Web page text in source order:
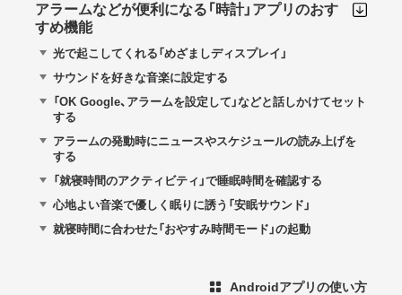
アラームなどが便利になる「時計」アプリのおす
すめ機能
光で起こしてくれる「めざましディスプレイ」
サウンドを好きな音楽に設定する
「OK Google、アラームを設定して」などと話しかけてセット
する
アラームの発動時にニュースやスケジュールの読み上げを
する
「就寝時間のアクティビティ」で睡眠時間を確認する
心地よい音楽で優しく眠りに誘う「安眠サウンド」
就寝時間に合わせた「おやすみ時間モード」の起動
Androidアプリの使い方